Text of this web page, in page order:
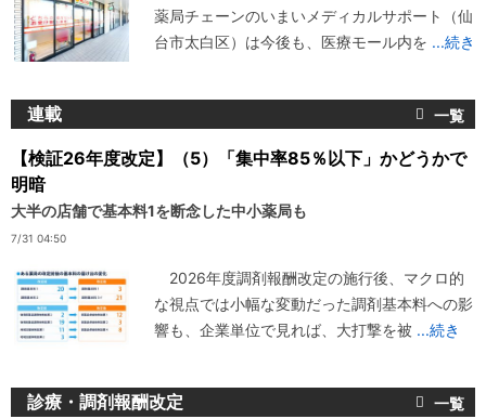
薬局チェーンのいまいメディカルサポート（仙
台市太白区）は今後も、医療モール内を ...続き
連載
【検証26年度改定】（5）「集中率85％以下」かどうかで
明暗
大半の店舗で基本料1を断念した中小薬局も
7/31 04:50
2026年度調剤報酬改定の施行後、マクロ的
な視点では小幅な変動だった調剤基本料への影
響も、企業単位で見れば、大打撃を被 ...続き
診療・調剤報酬改定